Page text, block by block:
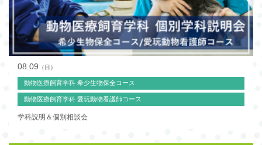
08.09 （日）
動物医療飼育学科 希少生物保全コース
動物医療飼育学科 愛玩動物看護師コース
学科説明＆個別相談会